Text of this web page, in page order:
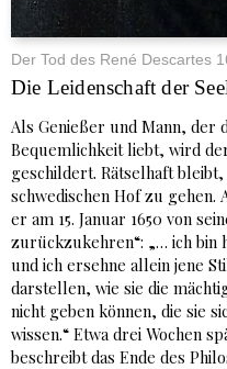
Der Tod des René Descartes
Die Leidenschaft der
Als Genießer und Mann, der
Bequemlichkeit liebt, wird
geschildert. Rätselhaft
schwedischen Hof zu gehen.
er am 15. Januar 1650 von
zurückzukehren“: „… ich bin
und ich ersehne allein jene
darstellen, wie sie die
nicht geben können, die sie
wissen.“ Etwa drei Wochen
beschreibt das Ende des